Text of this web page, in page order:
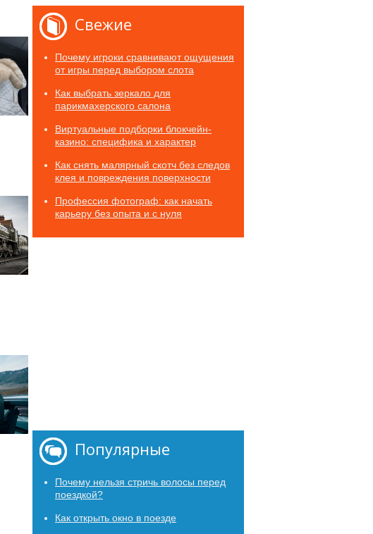
Свежие
Почему игроки сравнивают ощущения
от игры перед выбором слота
Как выбрать зеркало для
парикмахерского салона
Виртуальные подборки блокчейн-
казино: специфика и характер
Как снять малярный скотч без следов
клея и повреждения поверхности
Профессия фотограф: как начать
карьеру без опыта и с нуля
Популярные
Почему нельзя стричь волосы перед
поездкой?
Как​ ​открыть​ ​окно​ ​в​ ​поезде